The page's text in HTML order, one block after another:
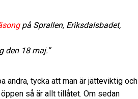
på Sprallen, Eriksdalsbadet,
den 18 maj.”
andra, tycka att man är jätteviktig och
så är allt tillåtet. Om sedan